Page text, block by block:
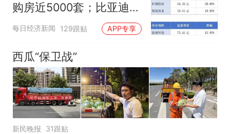
购房近5000套；比亚迪销
量跻身全球车企第六丨大
湾区财经早参
每日经济新闻 129跟贴 APP专享
西瓜“保卫战”
新民晚报 31跟贴